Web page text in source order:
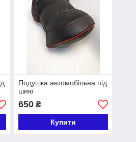
Подушка автомобільна під
шию
650₴
Купити